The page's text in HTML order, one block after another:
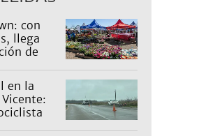
con
llega
de
en la